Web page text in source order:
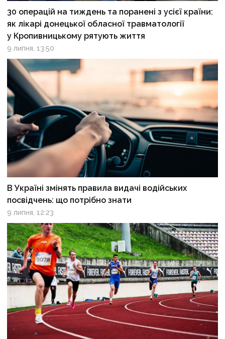
30 операцій на тиждень та поранені з усієї країни:
як лікарі донецької обласної травматології
у Кропивницькому рятують життя
9 липня, 13:50
В Україні змінять правила видачі водійських
посвідчень: що потрібно знати
9 липня, 12:23